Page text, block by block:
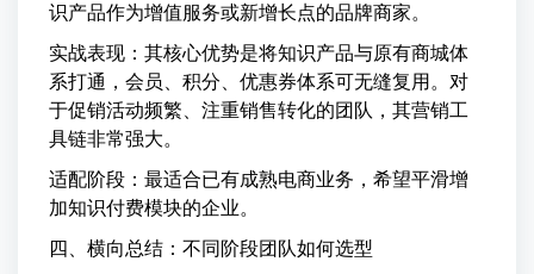
识产品作为增值服务或新增长点的品牌商家。
实战表现：其核心优势是将知识产品与原有商城体
系打通，会员、积分、优惠券体系可无缝复用。对
于促销活动频繁、注重销售转化的团队，其营销工
具链非常强大。
适配阶段：最适合已有成熟电商业务，希望平滑增
加知识付费模块的企业。
四、横向总结：不同阶段团队如何选型